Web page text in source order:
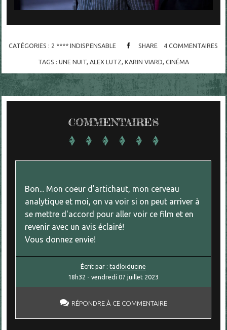
CATÉGORIES : 2 **** INDISPENSABLE SHARE 4 COMMENTAIRES
TAGS : UNE NUIT, ALEX LUTZ, KARIN VIARD, CINÉMA
COMMENTAIRES
Bon... Mon coeur d'artichaut, mon cerveau
analytique et moi, on va voir si on peut arriver à
se mettre d'accord pour aller voir ce film et en
revenir avec un avis éclairé!
Vous donnez envie!
Écrit par :tadloiducine
18h32 -vendredi 07 juillet 2023
RÉPONDRE À CE COMMENTAIRE